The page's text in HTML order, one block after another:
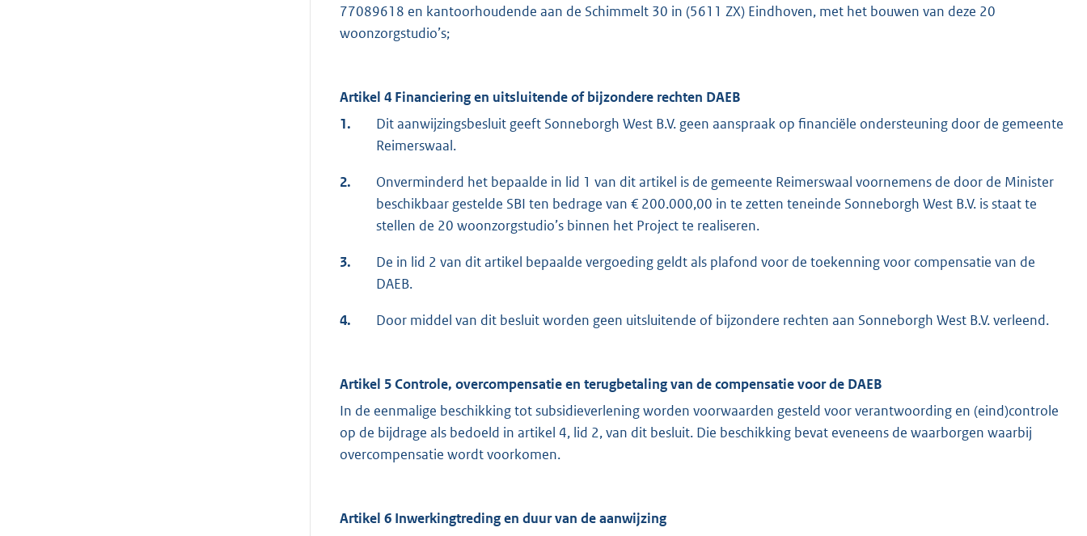
77089618 en kantoorhoudende aan de Schimmelt 30 in (5611 ZX) Eindhoven, met het bouwen van deze 20
woonzorgstudio’s;
Artikel 4 Financiering en uitsluitende of bijzondere rechten DAEB
1.
Dit aanwijzingsbesluit geeft Sonneborgh West B.V. geen aanspraak op financiële ondersteuning door de gemeente
Reimerswaal.
2.
Onverminderd het bepaalde in lid 1 van dit artikel is de gemeente Reimerswaal voornemens de door de Minister
beschikbaar gestelde SBI ten bedrage van € 200.000,00 in te zetten teneinde Sonneborgh West B.V. is staat te
stellen de 20 woonzorgstudio’s binnen het Project te realiseren.
3.
De in lid 2 van dit artikel bepaalde vergoeding geldt als plafond voor de toekenning voor compensatie van de
DAEB.
4. Door middel van dit besluit worden geen uitsluitende of bijzondere rechten aan Sonneborgh West B.V. verleend.
Artikel 5 Controle, overcompensatie en terugbetaling van de compensatie voor de DAEB
In de eenmalige beschikking tot subsidieverlening worden voorwaarden gesteld voor verantwoording en (eind)controle
op de bijdrage als bedoeld in artikel 4, lid 2, van dit besluit. Die beschikking bevat eveneens de waarborgen waarbij
overcompensatie wordt voorkomen.
Artikel 6 Inwerkingtreding en duur van de aanwijzing